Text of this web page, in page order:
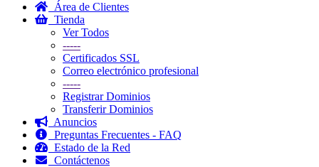
Área de Clientes
Tienda
Ver Todos
-----
Certificados SSL
Correo electrónico profesional
-----
Registrar Dominios
Transferir Dominios
Anuncios
Preguntas Frecuentes - FAQ
Estado de la Red
Contáctenos